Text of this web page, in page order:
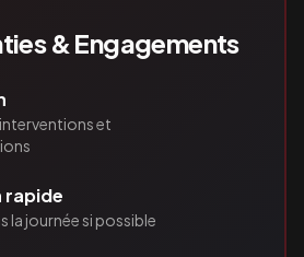
& Engagements
et
rapide
la journée si possible